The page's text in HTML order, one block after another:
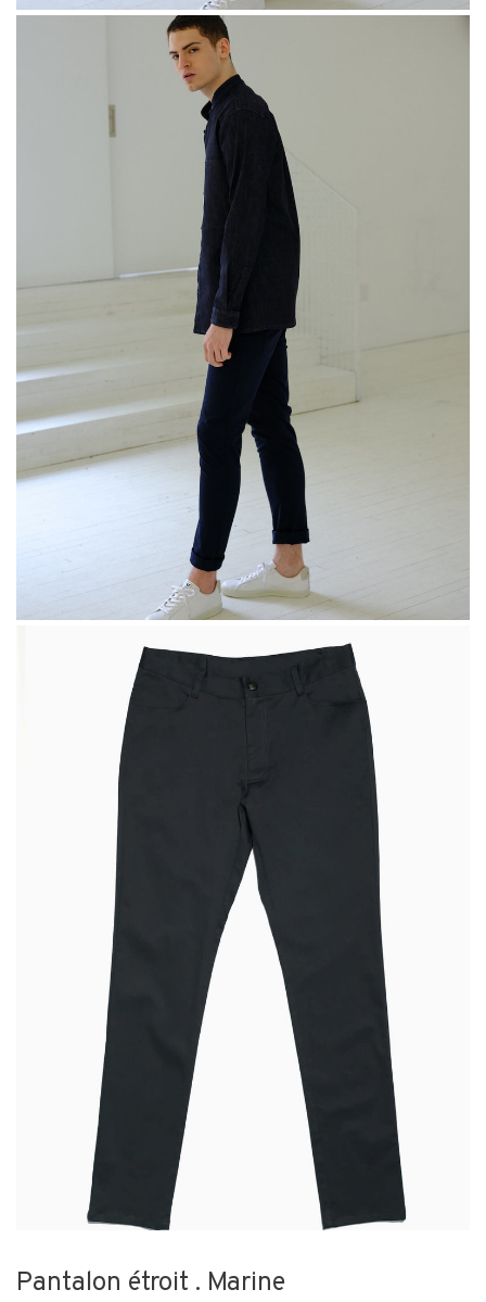
Pantalon étroit . Marine